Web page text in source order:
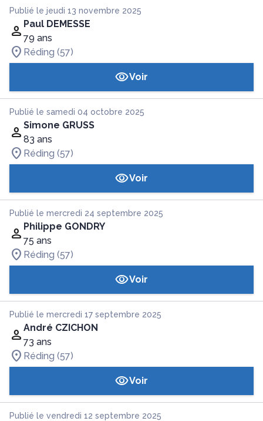
Publié le jeudi 13 novembre 2025
Paul DEMESSE
79 ans
Réding (57)
Voir
Publié le samedi 04 octobre 2025
Simone GRUSS
83 ans
Réding (57)
Voir
Publié le mercredi 24 septembre 2025
Philippe GONDRY
75 ans
Réding (57)
Voir
Publié le mercredi 17 septembre 2025
André CZICHON
73 ans
Réding (57)
Voir
Publié le vendredi 12 septembre 2025